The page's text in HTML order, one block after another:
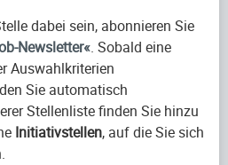
dabei sein, abonnieren Sie
Newsletter . Sobald eine
Auswahlkriterien
Sie automatisch
Stellenliste finden Sie hinzu
Initiativstellen, auf die Sie sich